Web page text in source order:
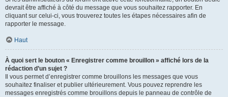
devrait être affiché à côté du message que vous souhaitez rapporter. En
cliquant sur celui-ci, vous trouverez toutes les étapes nécessaires afin de
rapporter le message.
Haut
À quoi sert le bouton « Enregistrer comme brouillon » affiché lors de la
rédaction d’un sujet ?
Il vous permet d’enregistrer comme brouillons les messages que vous
souhaitez finaliser et publier ultérieurement. Vous pouvez reprendre les
messages enregistrés comme brouillons depuis le panneau de contrôle de